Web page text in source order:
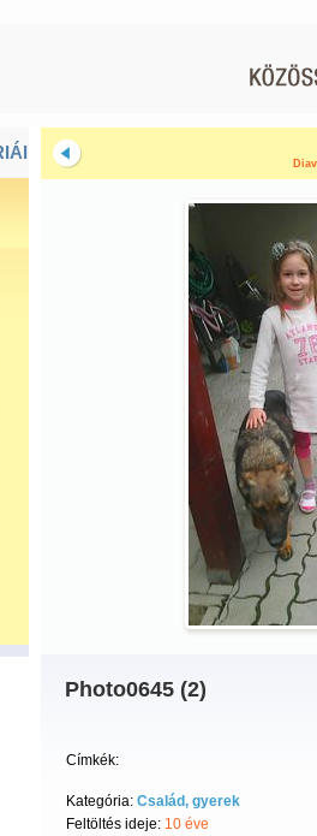
Photo0645 (2)
Címkék:
Kategória: Család, gyerek
Feltöltés ideje: 10 éve